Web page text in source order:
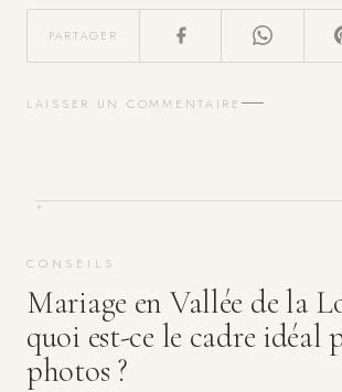
PARTAGER
LAISSER UN COMMENTAIRE
CONSEILS
Mariage en Vallée de la
quoi est-ce le cadre idéal
photos ?